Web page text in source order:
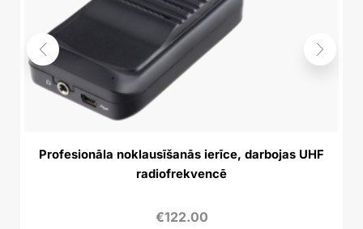
Profesionāla noklausīšanās ierīce, darbojas UHF
radiofrekvencē
€122.00